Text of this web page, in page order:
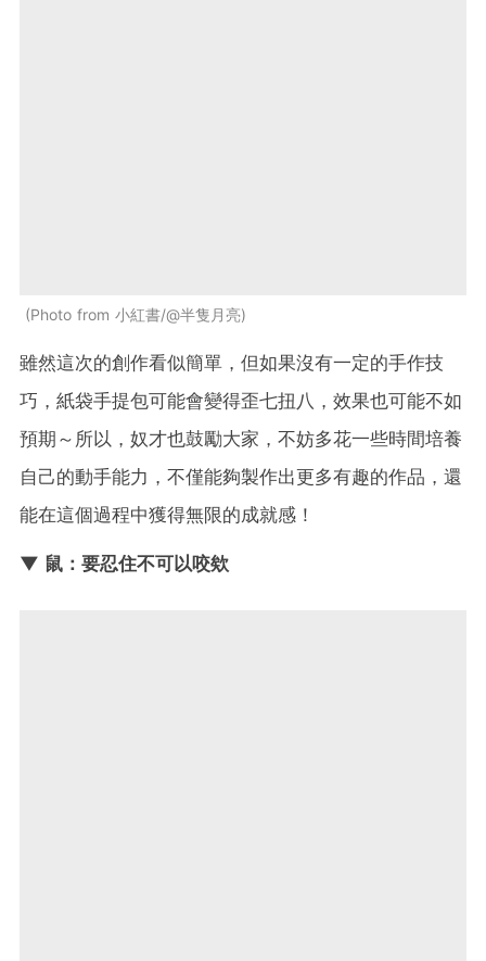
Photo from 小紅書/@半隻月亮
雖然這次的創作看似簡單，但如果沒有一定的手作技
巧，紙袋手提包可能會變得歪七扭八，效果也可能不如
預期～所以，奴才也鼓勵大家，不妨多花一些時間培養
自己的動手能力，不僅能夠製作出更多有趣的作品，還
能在這個過程中獲得無限的成就感！
▼ 鼠：要忍住不可以咬欸